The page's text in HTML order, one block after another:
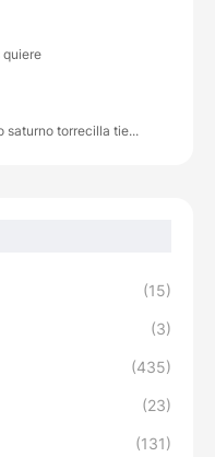
quiere
saturno torrecilla tie...
(15)
(3)
(435)
(23)
(131)